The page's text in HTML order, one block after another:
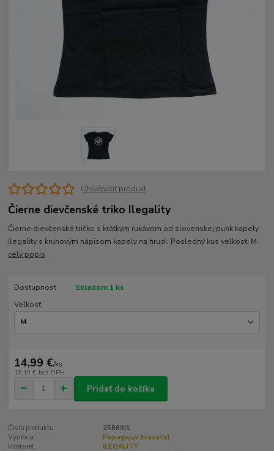
Ohodnotiť produkt
Čierne dievčenské triko Ilegality
Čierne dievčenské tričko s krátkym rukávom od slovenskej punk kapely
Ilegality s kruhovým nápisom kapely na hrudi. Posledný kus veľkosti M.
celý popis
Dostupnosť
Skladom 1 ks
Veľkosť
14,99 €/ks
12,19 € bez DPH
Pridať do košíka
Číslo produktu:
25869|1
Výrobca:
Papagajuv hlasatel
Interprét:
ILEGALITY